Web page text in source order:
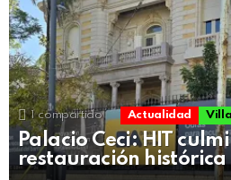
1 compartido Actualidad
Palacio Ceci: HIT
restauración histórica